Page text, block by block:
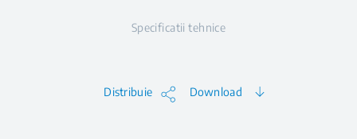
Specificatii tehnice
Distribuie Download